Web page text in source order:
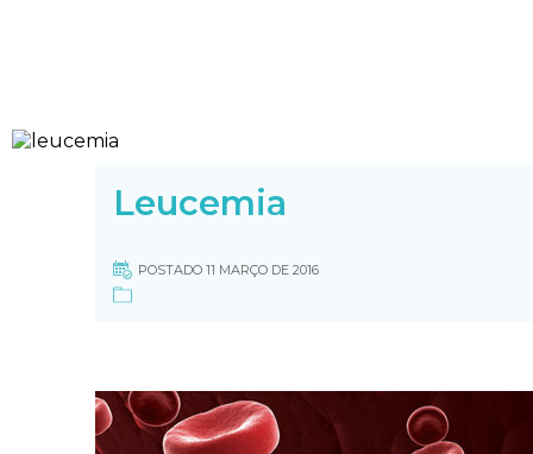
Leucemia
POSTADO 11 MARÇO DE 2016